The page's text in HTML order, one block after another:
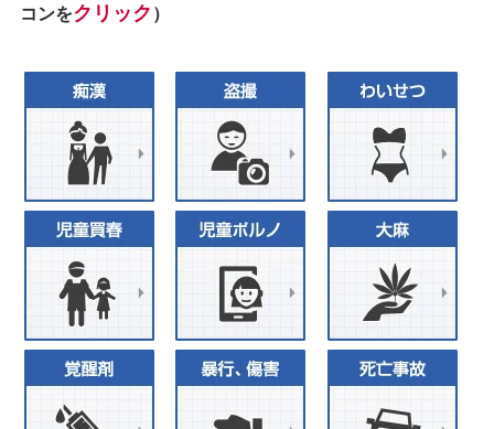
コンをクリック ）